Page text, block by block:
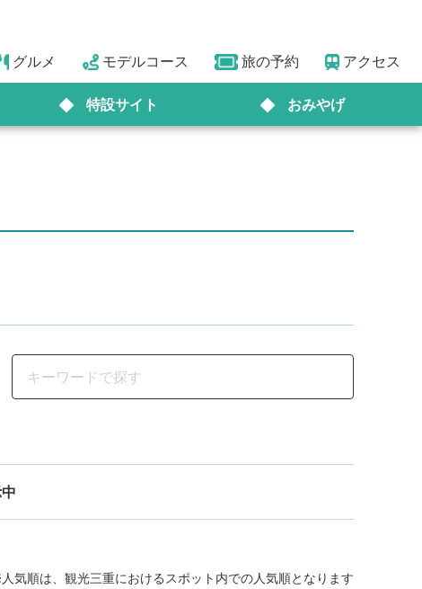
グルメ モデルコース 旅の予約 アクセス
特設サイト おみやげ
気順は、観光三重におけるスポット内での人気順となります